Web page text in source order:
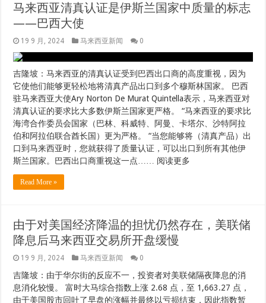
马来西亚清真认证是伊斯兰国家中质量的标志
——巴西大使
19 9 月, 2024 马来西亚新闻 0
吉隆坡：马来西亚的清真认证受到巴西出口商的高度重视，因为
它使他们能够更轻松地将清真产品出口到多个穆斯林国家。 巴西
驻马来西亚大使Ary Norton De Murat Quintella表示，马来西亚对
清真认证的要求比大多数伊斯兰国家更严格。 “马来西亚的要求比
海湾合作委员会国家（巴林、科威特、阿曼、卡塔尔、沙特阿拉
伯和阿拉伯联合酋长国）更为严格。 “当您能够将（清真产品）出
口到马来西亚时，您就获得了质量认证，可以出口到所有其他伊
斯兰国家。巴西出口商重视这一点…… 阅读更多
Read More »
由于对美国经济降温的担忧仍然存在，美联储
降息后马来西亚交易所开盘缓慢
19 9 月, 2024 马来西亚新闻 0
吉隆坡：由于华尔街的反应不一，投资者对美联储隔夜降息的消
息消化较慢。 富时大马综合指数上涨 2.68 点，至 1,663.27 点，
由于美国股市回吐了早盘的涨幅并最终以亏损结束，因此指数暂